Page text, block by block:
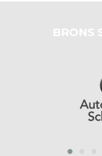
BRONS